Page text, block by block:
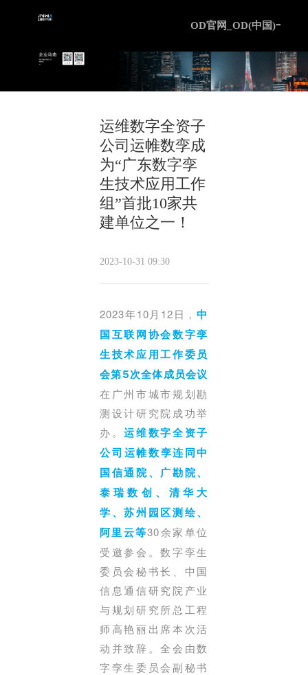
OD官网
OD官网_OD(中国)一站
运维数字全资子
公司运帷数孪成
为“广东数字孪
生技术应用工作
组”首批10家共
建单位之一！
2023-10-31 09:30
2023年10月12日，中
国互联网协会数字孪
生技术应用工作委员
会第5次全体成员会议
在广州市城市规划勘
测设计研究院成功举
办。运维数字全资子
公司运帷数孪连同中
国信通院、广勘院、
泰瑞数创、清华大
学、苏州园区测绘、
阿里云等30余家单位
受邀参会。数字孪生
委员会秘书长、中国
信息通信研究院产业
与规划研究所总工程
师高艳丽出席本次活
动并致辞。全会由数
字孪生委员会副秘书